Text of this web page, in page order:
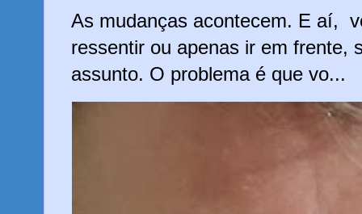
As mudanças acontecem. E aí,
ressentir ou apenas ir em frente,
assunto. O problema é que vo...